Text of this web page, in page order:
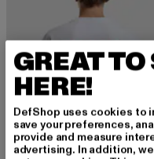
GREAT TO
HERE!
DefShop uses cookies to
save your preferences,
provide and measure
advertising. In addition,